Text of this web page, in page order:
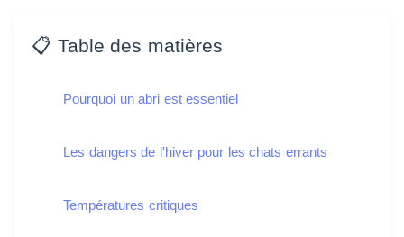
📋 Table des matières
Pourquoi un abri est essentiel
Les dangers de l'hiver pour les chats errants
Températures critiques